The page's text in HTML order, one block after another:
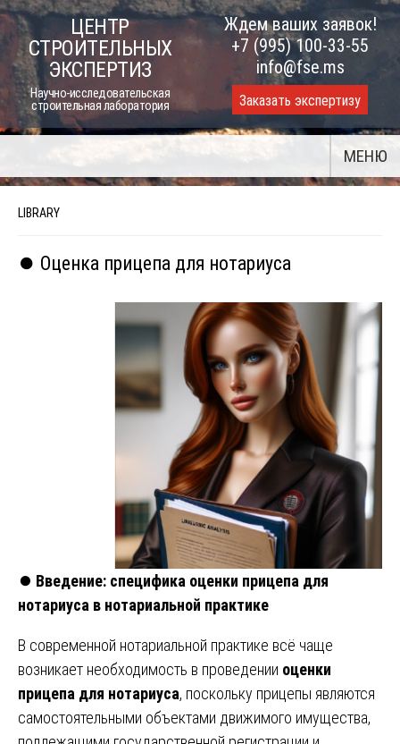
Skip
to
content
ЦЕНТР
СТРОИТЕЛЬНЫХ
ЭКСПЕРТИЗ
Научно-исследовательская
строительная лаборатория
Ждем ваших заявок!
+7 (995) 100-33-55
info@fse.ms
Заказать экспертизу
МЕНЮ
LIBRARY
⏺️ Оценка прицепа для нотариуса
⏺️ Введение: специфика оценки прицепа для
нотариуса в нотариальной практике
В современной нотариальной практике всё чаще
возникает необходимость в проведении оценки
прицепа для нотариуса, поскольку прицепы являются
самостоятельными объектами движимого имущества,